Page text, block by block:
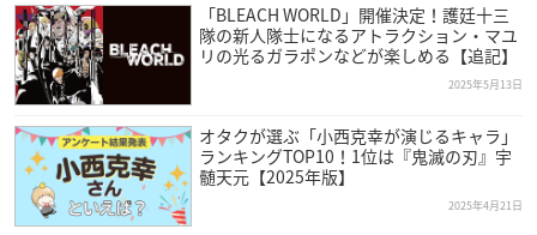
「BLEACH WORLD」開催決定！護廷十三
隊の新人隊士になるアトラクション・マユ
リの光るガラポンなどが楽しめる【追記】
2025年5月13日
オタクが選ぶ「小西克幸が演じるキャラ」
ランキングTOP10！1位は『鬼滅の刃』宇
髄天元【2025年版】
2025年4月21日